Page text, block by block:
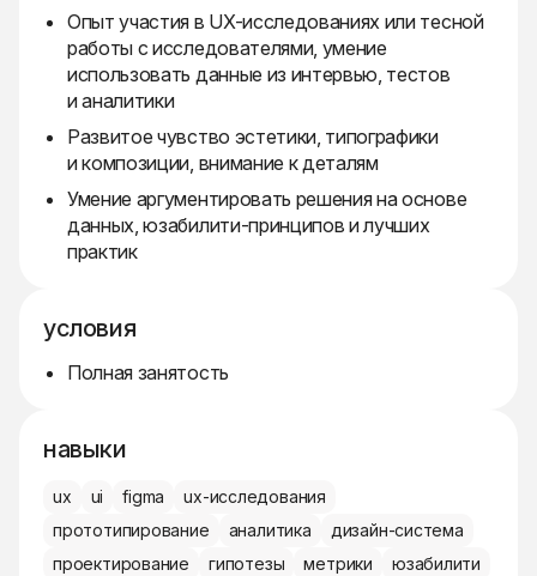
Опыт участия в UX-исследованиях или тесной
работы с исследователями, умение
использовать данные из интервью, тестов
и аналитики
Развитое чувство эстетики, типографики
и композиции, внимание к деталям
Умение аргументировать решения на основе
данных, юзабилити-принципов и лучших
практик
условия
Полная занятость
навыки
ux ui figma
ux-исследования
прототипирование
аналитика
дизайн-система
проектирование
гипотезы метрики юзабилити